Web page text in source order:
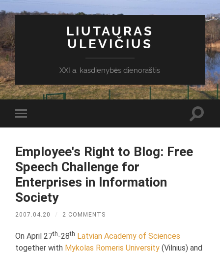
LIUTAURAS
ULEVIČIUS
XXI a. kasdienybės dienoraštis
Toggle
mobile
Employee's Right to Blog: Free
Speech Challenge for
Enterprises in Information
Society
2007.04.20 / 2 COMMENTS
On April 27th-28th Latvian Academy of Sciences
together with Mykolas Romeris University (Vilnius) and